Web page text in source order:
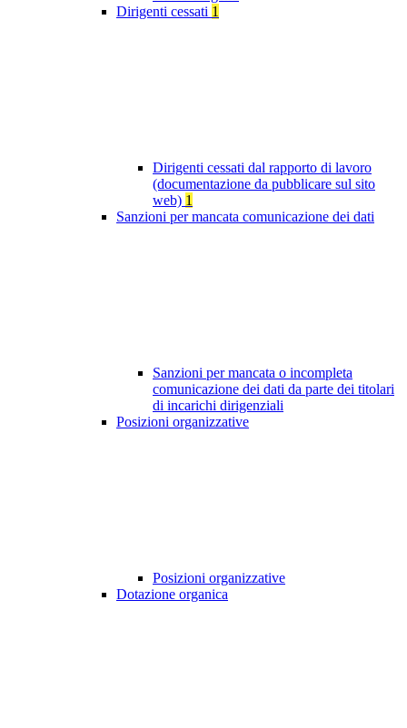
Dirigenti cessati 1
Dirigenti cessati dal rapporto di lavoro
(documentazione da pubblicare sul sito
web) 1
Sanzioni per mancata comunicazione dei dati
Sanzioni per mancata o incompleta
comunicazione dei dati da parte dei titolari
di incarichi dirigenziali
Posizioni organizzative
Posizioni organizzative
Dotazione organica